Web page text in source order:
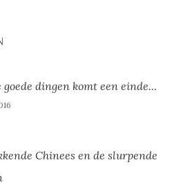
dingen komt een einde...
Chinees en de slurpende